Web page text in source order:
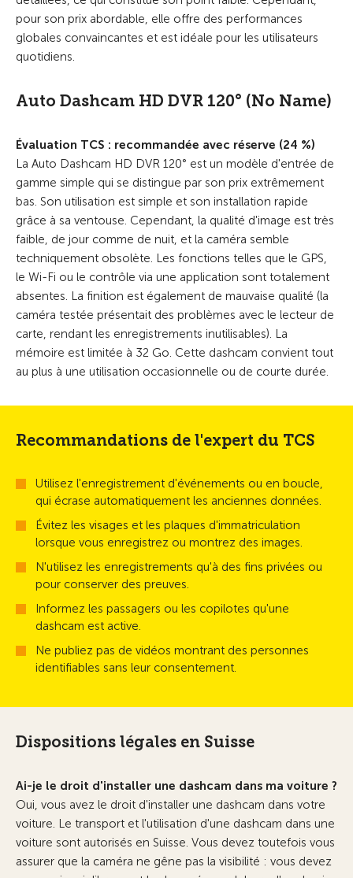
pour son prix abordable, elle offre des performances
globales convaincantes et est idéale pour les utilisateurs
quotidiens.
Auto Dashcam HD DVR 120° (No Name)
Évaluation TCS : recommandée avec réserve (24 %)
La Auto Dashcam HD DVR 120° est un modèle d'entrée de
gamme simple qui se distingue par son prix extrêmement
bas. Son utilisation est simple et son installation rapide
grâce à sa ventouse. Cependant, la qualité d'image est très
faible, de jour comme de nuit, et la caméra semble
techniquement obsolète. Les fonctions telles que le GPS,
le Wi-Fi ou le contrôle via une application sont totalement
absentes. La finition est également de mauvaise qualité (la
caméra testée présentait des problèmes avec le lecteur de
carte, rendant les enregistrements inutilisables). La
mémoire est limitée à 32 Go. Cette dashcam convient tout
au plus à une utilisation occasionnelle ou de courte durée.
Recommandations de l'expert du TCS
Utilisez l'enregistrement d'événements ou en boucle,
qui écrase automatiquement les anciennes données.
Évitez les visages et les plaques d'immatriculation
lorsque vous enregistrez ou montrez des images.
N'utilisez les enregistrements qu'à des fins privées ou
pour conserver des preuves.
Informez les passagers ou les copilotes qu'une
dashcam est active.
Ne publiez pas de vidéos montrant des personnes
identifiables sans leur consentement.
Dispositions légales en Suisse
Ai-je le droit d'installer une dashcam dans ma voiture ?
Oui, vous avez le droit d'installer une dashcam dans votre
voiture. Le transport et l'utilisation d'une dashcam dans une
voiture sont autorisés en Suisse. Vous devez toutefois vous
assurer que la caméra ne gêne pas la visibilité : vous devez